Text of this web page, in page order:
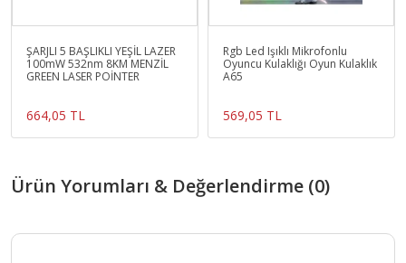
ŞARJLI 5 BAŞLIKLI YEŞİL LAZER
100mW 532nm 8KM MENZİL
GREEN LASER POİNTER
664,05 TL
Rgb Led Işıklı Mikrofonlu
Oyuncu Kulaklığı Oyun Kulaklık
A65
569,05 TL
Ürün Yorumları & Değerlendirme (0)